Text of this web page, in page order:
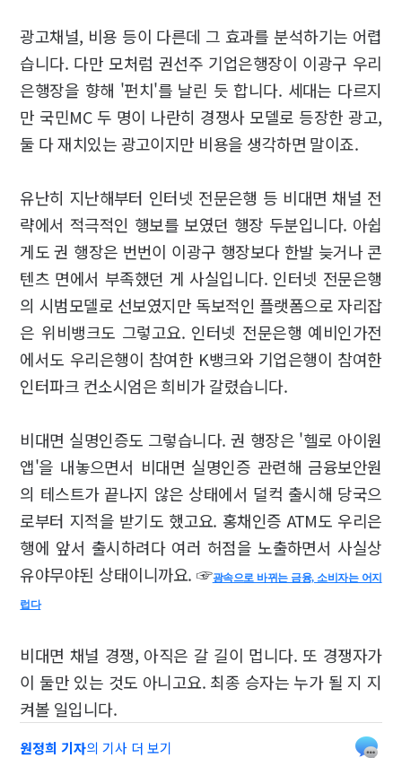
광고채널, 비용 등이 다른데 그 효과를 분석하기는 어렵
습니다. 다만 모처럼 권선주 기업은행장이 이광구 우리
은행장을 향해 '펀치'를 날린 듯 합니다. 세대는 다르지
만 국민MC 두 명이 나란히 경쟁사 모델로 등장한 광고,
둘 다 재치있는 광고이지만 비용을 생각하면 말이죠.
유난히 지난해부터 인터넷 전문은행 등 비대면 채널 전
략에서 적극적인 행보를 보였던 행장 두분입니다. 아쉽
게도 권 행장은 번번이 이광구 행장보다 한발 늦거나 콘
텐츠 면에서 부족했던 게 사실입니다. 인터넷 전문은행
의 시범모델로 선보였지만 독보적인 플랫폼으로 자리잡
은 위비뱅크도 그렇고요. 인터넷 전문은행 예비인가전
에서도 우리은행이 참여한 K뱅크와 기업은행이 참여한
인터파크 컨소시엄은 희비가 갈렸습니다.
비대면 실명인증도 그렇습니다. 권 행장은 '헬로 아이원
앱'을 내놓으면서 비대면 실명인증 관련해 금융보안원
의 테스트가 끝나지 않은 상태에서 덜컥 출시해 당국으
로부터 지적을 받기도 했고요. 홍채인증 ATM도 우리은
행에 앞서 출시하려다 여러 허점을 노출하면서 사실상
유야무야된 상태이니까요. ☞광속으로 바뀌는 금융, 소비자는 어지
럽다
비대면 채널 경쟁, 아직은 갈 길이 멉니다. 또 경쟁자가
이 둘만 있는 것도 아니고요. 최종 승자는 누가 될 지 지
켜볼 일입니다.
원정희 기자의 기사 더 보기